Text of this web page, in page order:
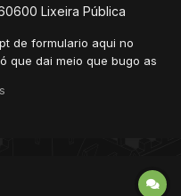
Lixeira Pública
de formulario aqui no
que dai meio que bugo as
(o